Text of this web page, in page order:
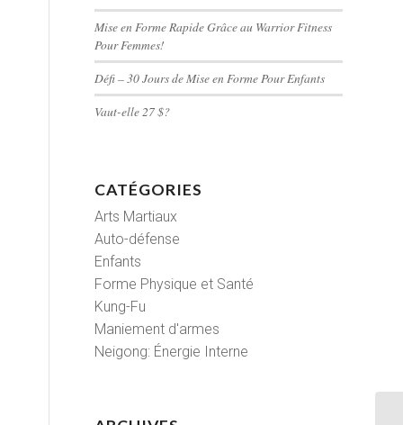
Mise en Forme Rapide Grâce au Warrior Fitness
Pour Femmes!
Défi – 30 Jours de Mise en Forme Pour Enfants
Vaut-elle 27 $?
CATÉGORIES
Arts Martiaux
Auto-défense
Enfants
Forme Physique et Santé
Kung-Fu
Maniement d'armes
Neigong: Énergie Interne